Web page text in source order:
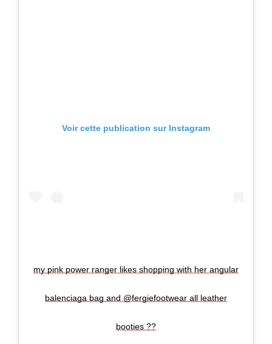
Voir cette publication sur Instagram
my pink power ranger likes shopping with her angular
balenciaga bag and @fergiefootwear all leather
booties ??